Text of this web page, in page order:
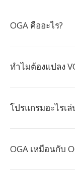
OGA คืออะไร?
ทำไมต้องแปลง
โปรแกรมอะไรเล่
OGA เหมือนกับ